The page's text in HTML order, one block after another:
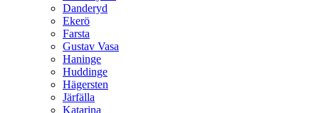
Danderyd
Ekerö
Farsta
Gustav Vasa
Haninge
Huddinge
Hägersten
Järfälla
Katarina